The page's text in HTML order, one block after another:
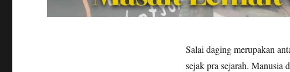
Salai daging merupakan
sejak pra sejarah. Manusia